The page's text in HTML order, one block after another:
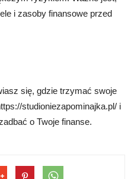
i zasoby finansowe przed
się, gdzie trzymać swoje
studioniezapominajka.pl/ i
o Twoje finanse.